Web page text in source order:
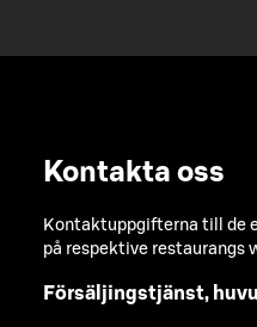
Kontakta oss
Kontaktuppgifterna till de
på respektive restaurangs
Försäljingstjänst,